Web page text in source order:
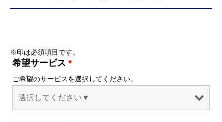
※印は必須項目です。
希望サービス *
ご希望のサービスを選択してください。